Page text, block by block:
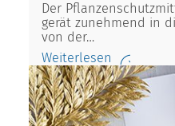
Der
gerät zunehmend in
von der…
Weiterlesen